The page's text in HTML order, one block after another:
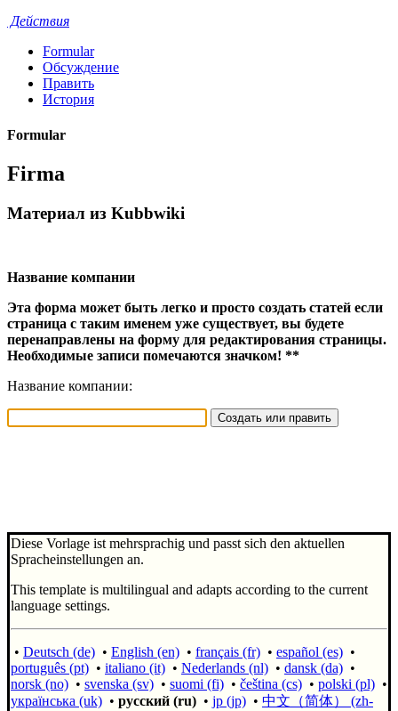
Действия
Formular
Обсуждение
Править
История
Formular
Firma
Материал из Kubbwiki
Название компании
Эта форма может быть легко и просто создать статей если
страница с таким именем уже существует, вы будете
перенаправлены на форму для редактирования страницы.
Необходимые записи помечаются значком! **
Название компании:
Diese Vorlage ist mehrsprachig und passt sich den aktuellen
Spracheinstellungen an.
This template is multilingual and adapts according to the current
language settings.
• Deutsch (de) • English (en) • français (fr) • español (es) •
português (pt) • italiano (it) • Nederlands (nl) • dansk (da) •
norsk (no) • svenska (sv) • suomi (fi) • čeština (cs) • polski (pl) •
українська (uk) • русский (ru) • jp (jp) • 中文（简体）‎ (zh-